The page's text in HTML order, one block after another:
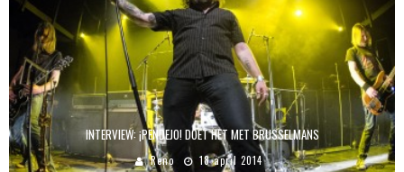
INTERVIEW: ¡PENDEJO! DOET HET MET BRUSSELMANS
Reno 18 april 2014